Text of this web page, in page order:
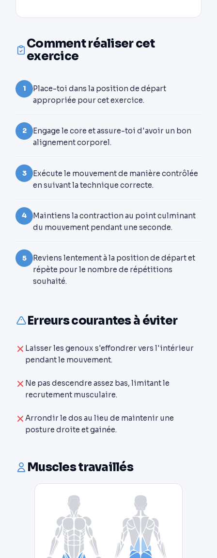
Comment réaliser cet
exercice
1
Place-toi dans la position de départ
appropriée pour cet exercice.
2
Engage le core et assure-toi d'avoir un bon
alignement corporel.
3
Exécute le mouvement de manière contrôlée
en suivant la technique correcte.
4
Maintiens la contraction au point culminant
du mouvement pendant une seconde.
5
Reviens lentement à la position de départ et
répète pour le nombre de répétitions
souhaité.
Erreurs courantes à éviter
Laisser les genoux s'effondrer vers l'intérieur
pendant le mouvement.
Ne pas descendre assez bas, limitant le
recrutement musculaire.
Arrondir le dos au lieu de maintenir une
posture droite et gainée.
Muscles travaillés